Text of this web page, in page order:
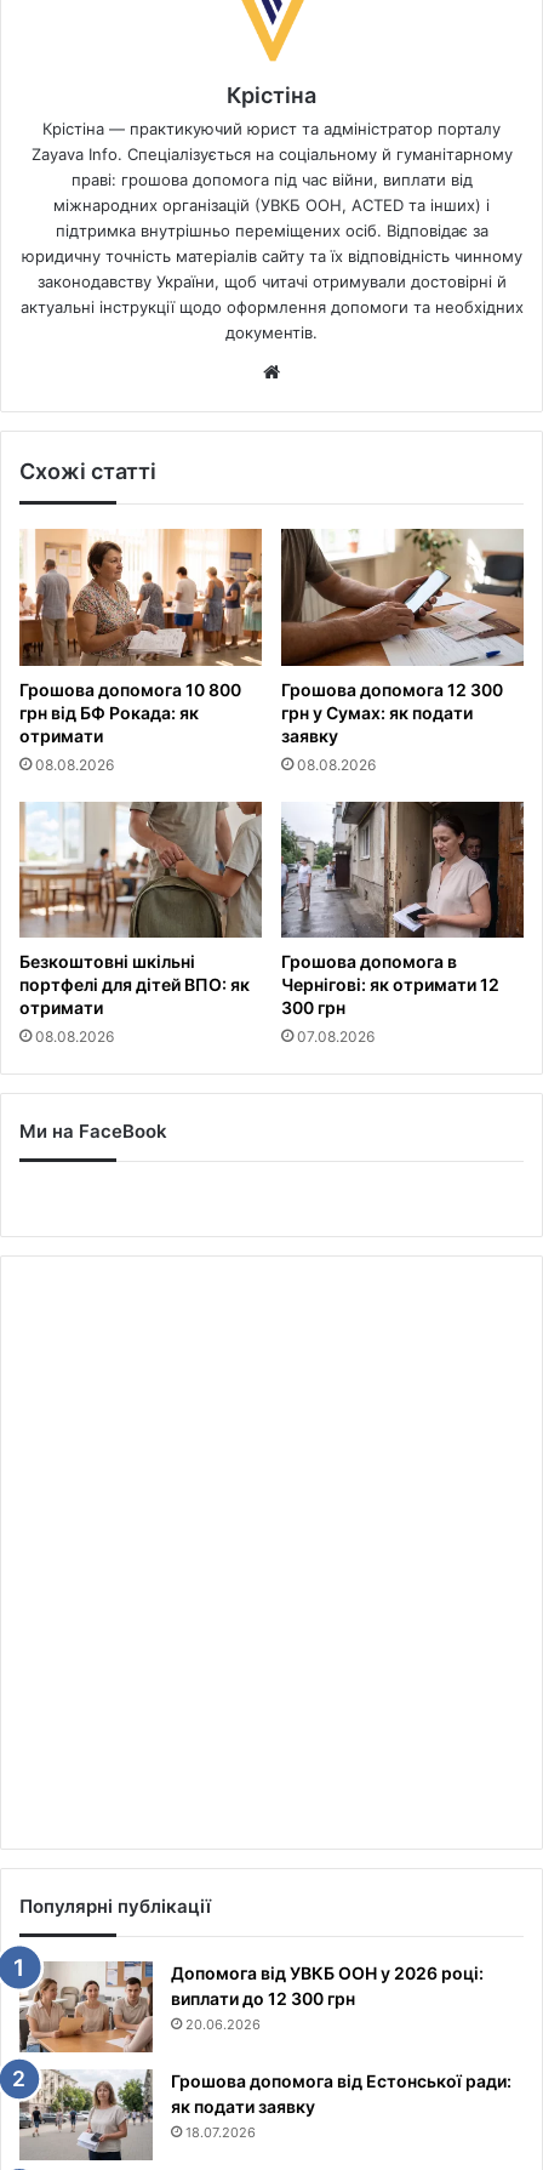
Крістіна
Крістіна — практикуючий юрист та адміністратор порталу
Zayava Info. Спеціалізується на соціальному й гуманітарному
праві: грошова допомога під час війни, виплати від
міжнародних організацій (УВКБ ООН, ACTED та інших) і
підтримка внутрішньо переміщених осіб. Відповідає за
юридичну точність матеріалів сайту та їх відповідність чинному
законодавству України, щоб читачі отримували достовірні й
актуальні інструкції щодо оформлення допомоги та необхідних
документів.
Схожі статті
Грошова допомога 10 800
грн від БФ Рокада: як
отримати
08.08.2026
Грошова допомога 12 300
грн у Сумах: як подати
заявку
08.08.2026
Безкоштовні шкільні
портфелі для дітей ВПО: як
отримати
08.08.2026
Грошова допомога в
Чернігові: як отримати 12
300 грн
07.08.2026
Ми на FaceBook
Популярні публікації
Допомога від УВКБ ООН у 2026 році:
виплати до 12 300 грн
20.06.2026
Грошова допомога від Естонської ради:
як подати заявку
18.07.2026